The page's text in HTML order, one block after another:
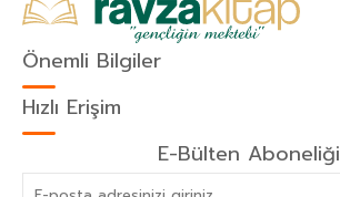
Önemli Bilgiler
Hızlı Erişim
E-Bülten Aboneliği